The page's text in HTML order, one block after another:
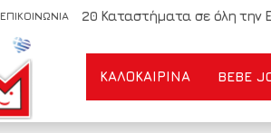
ΕΠΙΚΟΙΝΩΝΙΑ 20 Καταστήματα σε όλη την
ΚΑΛΟΚΑΙΡΙΝΆ BEBE